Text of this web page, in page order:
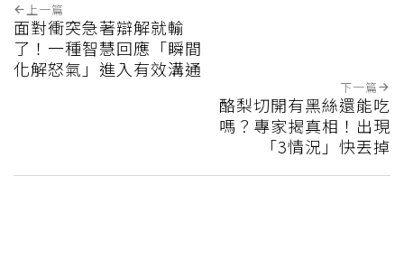
上一篇
面對衝突急著辯解就輸
了！一種智慧回應「瞬間
化解怒氣」進入有效溝通
下一篇
酪梨切開有黑絲還能吃
嗎？專家揭真相！出現
「3情況」快丟掉